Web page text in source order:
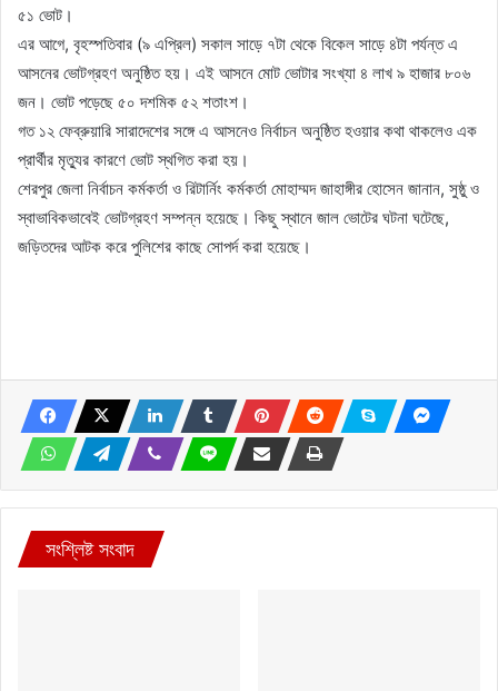
৫১ ভোট।
এর আগে, বৃহস্পতিবার (৯ এপ্রিল) সকাল সাড়ে ৭টা থেকে বিকেল সাড়ে ৪টা পর্যন্ত এ
আসনের ভোটগ্রহণ অনুষ্ঠিত হয়। এই আসনে মোট ভোটার সংখ্যা ৪ লাখ ৯ হাজার ৮০৬
জন। ভোট পড়েছে ৫০ দশমিক ৫২ শতাংশ।
গত ১২ ফেব্রুয়ারি সারাদেশের সঙ্গে এ আসনেও নির্বাচন অনুষ্ঠিত হওয়ার কথা থাকলেও এক
প্রার্থীর মৃত্যুর কারণে ভোট স্থগিত করা হয়।
শেরপুর জেলা নির্বাচন কর্মকর্তা ও রিটার্নিং কর্মকর্তা মোহাম্মদ জাহাঙ্গীর হোসেন জানান, সুষ্ঠু ও
স্বাভাবিকভাবেই ভোটগ্রহণ সম্পন্ন হয়েছে। কিছু স্থানে জাল ভোটের ঘটনা ঘটেছে,
জড়িতদের আটক করে পুলিশের কাছে সোপর্দ করা হয়েছে।
সংশ্লিষ্ট সংবাদ